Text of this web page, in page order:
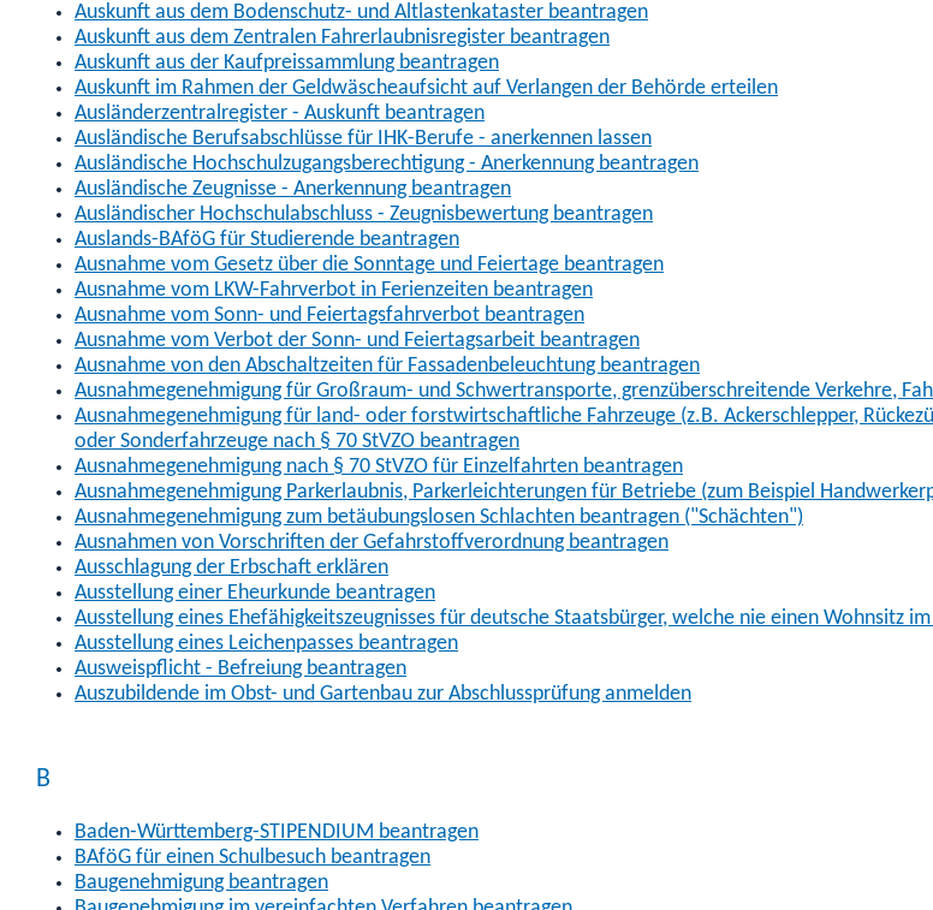
Auskunft aus dem Bodenschutz- und Altlastenkataster beantragen
Auskunft aus dem Zentralen Fahrerlaubnisregister beantragen
Auskunft aus der Kaufpreissammlung beantragen
Auskunft im Rahmen der Geldwäscheaufsicht auf Verlangen der Behörde erteilen
Ausländerzentralregister - Auskunft beantragen
Ausländische Berufsabschlüsse für IHK-Berufe - anerkennen lassen
Ausländische Hochschulzugangsberechtigung - Anerkennung beantragen
Ausländische Zeugnisse - Anerkennung beantragen
Ausländischer Hochschulabschluss - Zeugnisbewertung beantragen
Auslands-BAföG für Studierende beantragen
Ausnahme vom Gesetz über die Sonntage und Feiertage beantragen
Ausnahme vom LKW-Fahrverbot in Ferienzeiten beantragen
Ausnahme vom Sonn- und Feiertagsfahrverbot beantragen
Ausnahme vom Verbot der Sonn- und Feiertagsarbeit beantragen
Ausnahme von den Abschaltzeiten für Fassadenbeleuchtung beantragen
Ausnahmegenehmigung für Großraum- und Schwertransporte, grenzüberschreitende Verkehre,
Ausnahmegenehmigung für land- oder forstwirtschaftliche Fahrzeuge (z.B. Ackerschlepper,
oder Sonderfahrzeuge nach § 70 StVZO beantragen
Ausnahmegenehmigung nach § 70 StVZO für Einzelfahrten beantragen
Ausnahmegenehmigung Parkerlaubnis, Parkerleichterungen für Betriebe (zum Beispiel
Ausnahmegenehmigung zum betäubungslosen Schlachten beantragen ("Schächten")
Ausnahmen von Vorschriften der Gefahrstoffverordnung beantragen
Ausschlagung der Erbschaft erklären
Ausstellung einer Eheurkunde beantragen
Ausstellung eines Ehefähigkeitszeugnisses für deutsche Staatsbürger, welche nie einen Wohnsitz im
Ausstellung eines Leichenpasses beantragen
Ausweispflicht - Befreiung beantragen
Auszubildende im Obst- und Gartenbau zur Abschlussprüfung anmelden
B
Baden-Württemberg-STIPENDIUM beantragen
BAföG für einen Schulbesuch beantragen
Baugenehmigung beantragen